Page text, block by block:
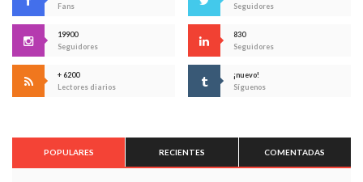
Fans
Seguidores
19900
Seguidores
830
Seguidores
+ 6200
Lectores diarios
¡nuevo!
Síguenos
POPULARES RECIENTES COMENTADAS